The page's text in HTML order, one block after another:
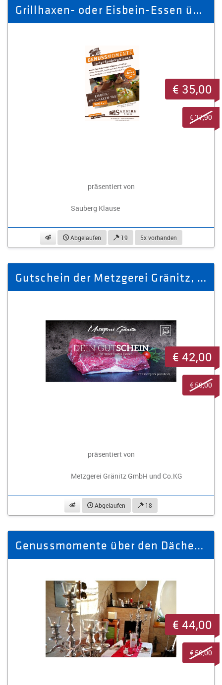
Grillhaxen- oder Eisbein-Essen über den Dächern der Stadt für 2 Pers.
präsentiert von
Sauberg Klause
beobachtenAbgelaufen 19 5x vorhanden
€ 35,00
€ 37,90
Gutschein der Metzgerei Gränitz, Geschenk, verschenken, Gourmet, Feins
präsentiert von
Metzgerei Gränitz GmbH und Co.KG
beobachtenAbgelaufen 18
€ 42,00
€ 50,00
Genussmomente über den Dächern der Stadt - Restaurantgutschein 50,- €
€ 44,00
€ 50,00